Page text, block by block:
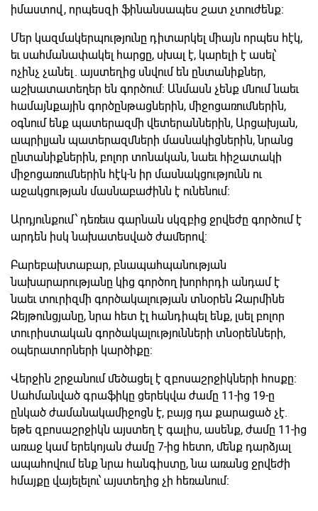
իմաստով, որպեսզի ֆինանսապես շատ չտուժենք:
Մեր կազմակերպությունը դիտարկել միայն որպես հէկ,
եւ սահմանափակել հարցը, սխալ է, կարելի է ասել՝
ոչինչ չանել. այստեղից սնվում են ընտանիքներ,
աշխատատեղեր են գործում: Անմասն չենք մնում նաեւ
համայնքային գործընթացներին, միջոցառումներին,
օգնում ենք պատերազմի վետերաններին, Արցախյան,
ապրիլյան պատերազմների մասնակիցներին, նրանց
ընտանիքներին, բոլոր տոնական, նաեւ հիշատակի
միջոցառումներին հէկ-ն իր մասնակցությունն ու
աջակցության մասնաբաժինն է ունենում:
Արդյունքում՝ դեռեւս գարնան սկզբից ջրվեժը գործում է
արդեն իսկ նախատեսված ժամերով:
Բարեբախտաբար, բնապահպանության
նախարարությանը կից գործող խորհրդի անդամ է
նաեւ տուրիզմի գործակալության տնօրեն Զարմինե
Զեյթունցյանը, նրա հետ էլ հանդիպել ենք, լսել բոլոր
տուրիստական գործակալությունների տնօրենների,
օպերատորների կարծիքը:
Վերջին շրջանում մեծացել է զբոսաշրջիկների հոսքը:
Սահմանված գրաֆիկը ցերեկվա ժամը 11-ից 19-ը
ընկած ժամանակամիջոցն է, բայց դա քարացած չէ.
եթե զբոսաշրջիկն այստեղ է գալիս, ասենք, ժամը 11-ից
առաջ կամ երեկոյան ժամը 7-ից հետո, մենք դարձյալ
ապահովում ենք նրա հանգիստը, նա առանց ջրվեժի
հմայքը վայելելու՝ այստեղից չի հեռանում: